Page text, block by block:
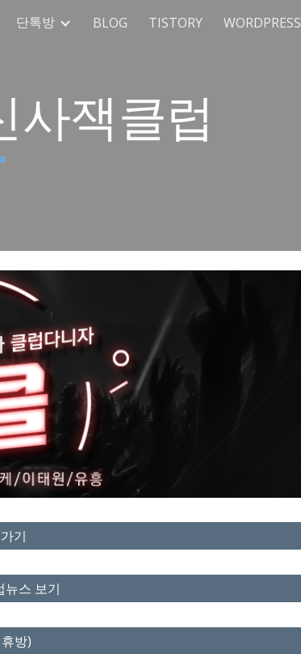
Skip to navigation
단톡방 BLOG TISTORY WORDPRESS
사잭클럽
기
뉴스 보기
방)